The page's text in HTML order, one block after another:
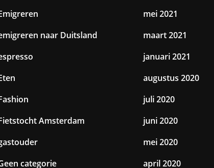
naar Duitsland
Amsterdam
categorie
mei 2021
maart 2021
januari 2021
augustus 2020
juli 2020
juni 2020
mei 2020
april 2020